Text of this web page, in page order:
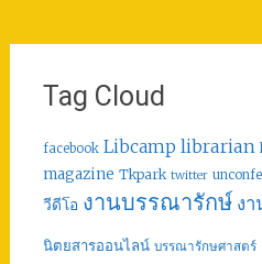
Tag Cloud
facebook Libcamp librarian
magazine Tkpark twitter
วีดีโอ งานบรรณารักษ์ ง
นิตยสารออนไลน์ บรรณารักษศาสตร์